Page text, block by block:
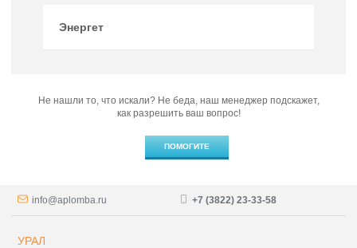
Энергет
Не нашли то, что искали? Не беда, наш менеджер подскажет,
как разрешить ваш вопрос!
ПОМОГИТЕ
info@aplomba.ru +7 (3822) 23-33-58
УРАЛ